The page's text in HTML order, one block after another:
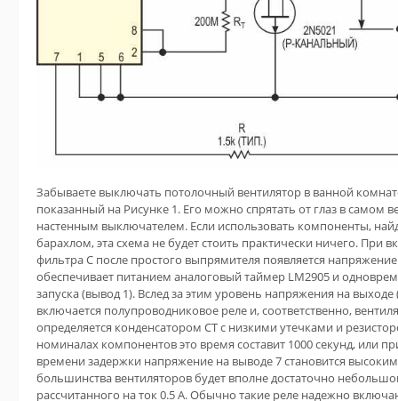
Забываете выключать потолочный вентилятор в ванной
показанный на Рисунке 1. Его можно спрятать от глаз в самом
настенным выключателем. Если использовать компоненты,
барахлом, эта схема не будет стоить практически ничего. При
фильтра C после простого выпрямителя появляется
обеспечивает питанием аналоговый таймер LM2905 и
запуска (вывод 1). Вслед за этим уровень напряжения на
включается полупроводниковое реле и, соответственно,
определяется конденсатором CT с низкими утечками и
номиналах компонентов это время составит 1000 секунд, или
времени задержки напряжение на выводе 7 становится
большинства вентиляторов будет вполне достаточно
рассчитанного на ток 0.5 А. Обычно такие реле надежно